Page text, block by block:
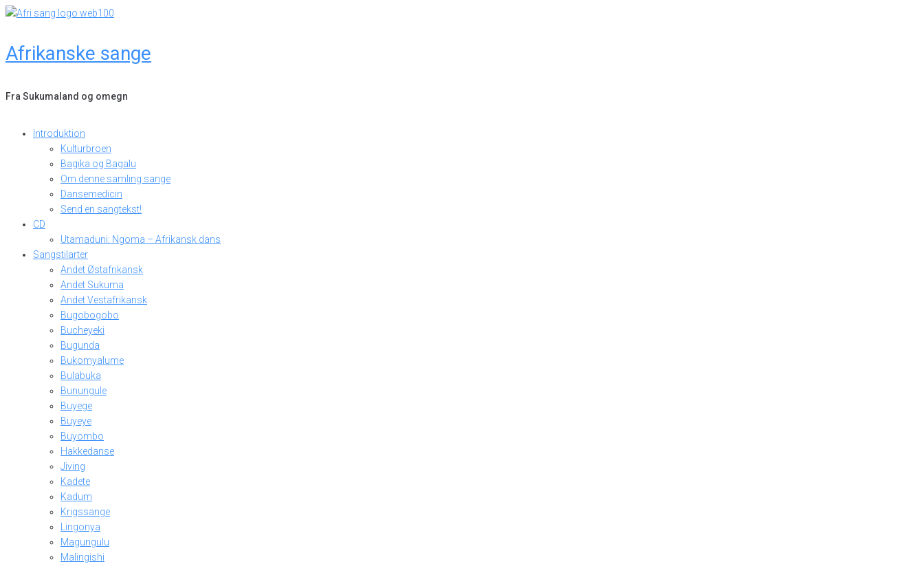
Skip
Afrikanske sange
Fra Sukumaland og omegn
Introduktion
Kulturbroen
Bagika og Bagalu
Om denne samling sange
Dansemedicin
Send en sangtekst!
CD
Utamaduni: Ngoma – Afrikansk dans
Sangstilarter
Andet Østafrikansk
Andet Sukuma
Andet Vestafrikansk
Bugobogobo
Bucheyeki
Bugunda
Bukomyalume
Bulabuka
Bunungule
Buyege
Buyeye
Buyombo
Hakkedanse
Jiving
Kadete
Kadum
Krigssange
Lingonya
Magungulu
Malingishi